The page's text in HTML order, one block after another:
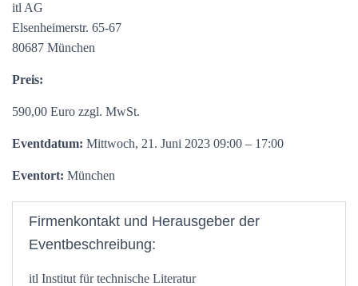
itl AG
Elsenheimerstr. 65-67
80687 München
Preis:
590,00 Euro zzgl. MwSt.
Eventdatum: Mittwoch, 21. Juni 2023 09:00 – 17:00
Eventort: München
Firmenkontakt und Herausgeber der
Eventbeschreibung:
itl Institut für technische Literatur